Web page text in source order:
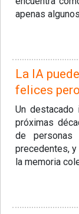
apenas
La IA
felices
Un
próximas
de
precedentes,
la memoria